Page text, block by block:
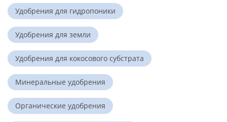
Удобрения для гидропоники
Удобрения для земли
Удобрения для кокосового субстрата
Минеральные удобрения
Органические удобрения